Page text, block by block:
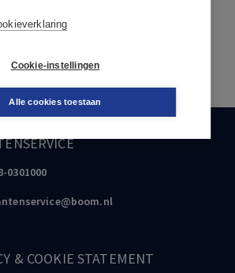
Cookie-instellingen
Alle cookies toestaan
0301000
& COOKIE STATEMENT